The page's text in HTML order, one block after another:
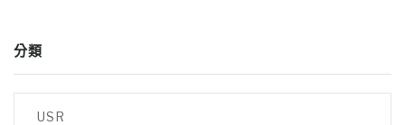
分類
USR